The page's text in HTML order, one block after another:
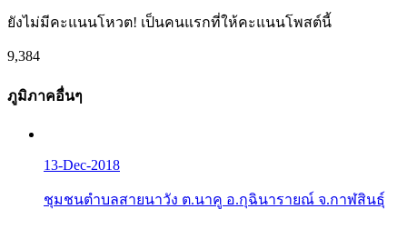
ยังไม่มีคะแนนโหวต! เป็นคนแรกที่ให้คะแนนโพสต์นี้
9,384
ภูมิภาคอื่นๆ
13-Dec-2018
ชุมชนตำบลสายนาวัง ต.นาคู อ.กุฉินารายณ์ จ.กาฬสินธุ์